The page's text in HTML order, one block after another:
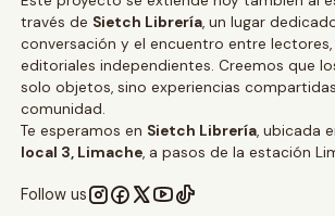
través de Sietch Librería, un lugar
conversación y el encuentro entre
editoriales independientes. Creemos que
solo objetos, sino experiencias
comunidad.
Te esperamos en Sietch Librería, ubicada
local 3, Limache, a pasos de la estación
Follow us